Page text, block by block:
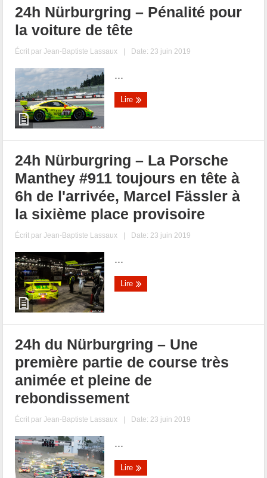
24h Nürburgring – Pénalité pour
la voiture de tête
Écrit parJean-Baptiste Lassaux | Date: 23 juin 2019
...
Lire
24h Nürburgring – La Porsche
Manthey #911 toujours en tête à
6h de l'arrivée, Marcel Fässler à
la sixième place provisoire
Écrit parJean-Baptiste Lassaux | Date: 23 juin 2019
...
Lire
24h du Nürburgring – Une
première partie de course très
animée et pleine de
rebondissement
Écrit parJean-Baptiste Lassaux | Date: 23 juin 2019
...
Lire